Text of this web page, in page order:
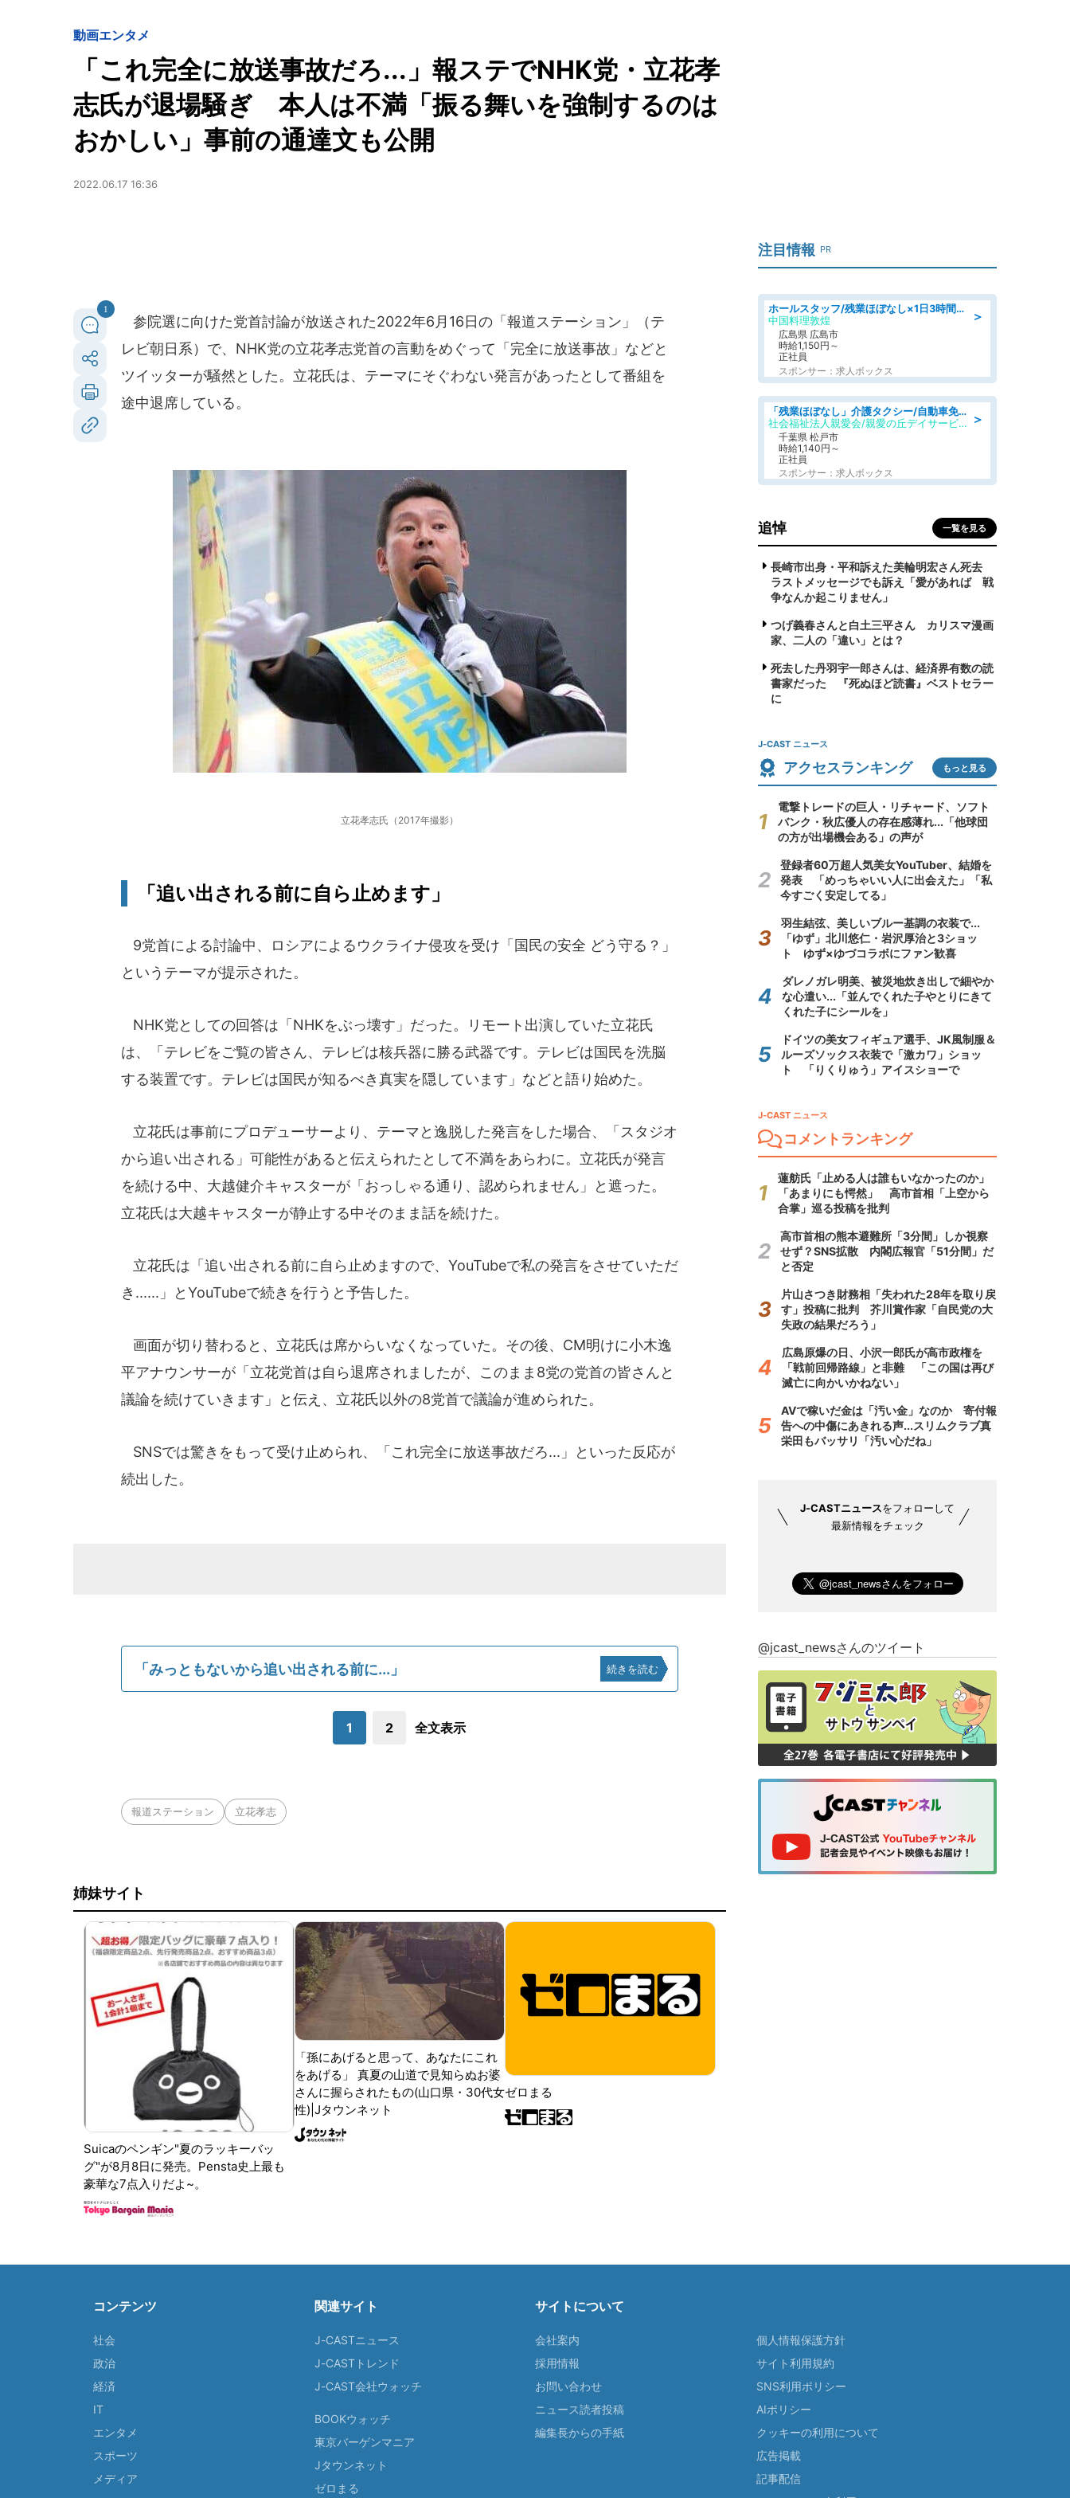
動画エンタメ
「これ完全に放送事故だろ...」報ステでNHK党・立花孝
志氏が退場騒ぎ 本人は不満「振る舞いを強制するのは
おかしい」事前の通達文も公開
2022.06.17 16:36
1
参院選に向けた党首討論が放送された2022年6月16日の「報道ステーション」（テ
レビ朝日系）で、NHK党の立花孝志党首の言動をめぐって「完全に放送事故」などと
ツイッターが騒然とした。立花氏は、テーマにそぐわない発言があったとして番組を
途中退席している。
立花孝志氏（2017年撮影）
「追い出される前に自ら止めます」
9党首による討論中、ロシアによるウクライナ侵攻を受け「国民の安全 どう守る？」
というテーマが提示された。
NHK党としての回答は「NHKをぶっ壊す」だった。リモート出演していた立花氏
は、「テレビをご覧の皆さん、テレビは核兵器に勝る武器です。テレビは国民を洗脳
する装置です。テレビは国民が知るべき真実を隠しています」などと語り始めた。
立花氏は事前にプロデューサーより、テーマと逸脱した発言をした場合、「スタジオ
から追い出される」可能性があると伝えられたとして不満をあらわに。立花氏が発言
を続ける中、大越健介キャスターが「おっしゃる通り、認められません」と遮った。
立花氏は大越キャスターが静止する中そのまま話を続けた。
立花氏は「追い出される前に自ら止めますので、YouTubeで私の発言をさせていただ
き......」とYouTubeで続きを行うと予告した。
画面が切り替わると、立花氏は席からいなくなっていた。その後、CM明けに小木逸
平アナウンサーが「立花党首は自ら退席されましたが、このまま8党の党首の皆さんと
議論を続けていきます」と伝え、立花氏以外の8党首で議論が進められた。
SNSでは驚きをもって受け止められ、「これ完全に放送事故だろ...」といった反応が
続出した。
「みっともないから追い出される前に...」 続きを読む
1 2 全文表示
報道ステーション 立花孝志
姉妹サイト
Suicaのペンギン"夏のラッキーバッ
グ"が8月8日に発売。Pensta史上最も
豪華な7点入りだよ~。
「孫にあげると思って、あなたにこれ
をあげる」 真夏の山道で見知らぬお婆
さんに握らされたもの(山口県・30代女
性)|Jタウンネット
ゼロまる
注目情報 PR
＞
ホールスタッフ/残業ほぼなし×1日3時間〜勤務OK!フォロー体制も充実/広島県/広島市南区
中国料理敦煌
広島県 広島市
時給1,150円～
正社員
スポンサー：求人ボックス
＞
「残業ほぼなし」介護タクシー/自動車免許必須/正職員/日勤のみ/デイサービス
社会福祉法人親愛会/親愛の丘デイサービス
千葉県 松戸市
時給1,140円～
正社員
スポンサー：求人ボックス
追悼 一覧を見る
長崎市出身・平和訴えた美輪明宏さん死去
ラストメッセージでも訴え「愛があれば 戦
争なんか起こりません」
つげ義春さんと白土三平さん カリスマ漫画
家、二人の「違い」とは？
死去した丹羽宇一郎さんは、経済界有数の読
書家だった 『死ぬほど読書』ベストセラー
に
J-CAST ニュース
アクセスランキング もっと見る
電撃トレードの巨人・リチャード、ソフト
バンク・秋広優人の存在感薄れ...「他球団
の方が出場機会ある」の声が
登録者60万超人気美女YouTuber、結婚を
発表 「めっちゃいい人に出会えた」「私
今すごく安定してる」
羽生結弦、美しいブルー基調の衣装で...
「ゆず」北川悠仁・岩沢厚治と3ショッ
ト ゆず×ゆづコラボにファン歓喜
ダレノガレ明美、被災地炊き出しで細やか
な心遣い...「並んでくれた子やとりにきて
くれた子にシールを」
ドイツの美女フィギュア選手、JK風制服＆
ルーズソックス衣装で「激カワ」ショッ
ト 「りくりゅう」アイスショーで
J-CAST ニュース
コメントランキング
蓮舫氏「止める人は誰もいなかったのか」
「あまりにも愕然」 高市首相「上空から
合掌」巡る投稿を批判
高市首相の熊本避難所「3分間」しか視察
せず？SNS拡散 内閣広報官「51分間」だ
と否定
片山さつき財務相「失われた28年を取り戻
す」投稿に批判 芥川賞作家「自民党の大
失政の結果だろう」
広島原爆の日、小沢一郎氏が高市政権を
「戦前回帰路線」と非難 「この国は再び
滅亡に向かいかねない」
AVで稼いだ金は「汚い金」なのか 寄付報
告への中傷にあきれる声...スリムクラブ真
栄田もバッサリ「汚い心だね」
J-CASTニュースをフォローして
最新情報をチェック
@jcast_newsさんのツイート
コンテンツ
社会
政治
経済
IT
エンタメ
スポーツ
メディア
関連サイト
J-CASTニュース
J-CASTトレンド
J-CAST会社ウォッチ
BOOKウォッチ
東京バーゲンマニア
Jタウンネット
ゼロまる
サイトについて
会社案内
採用情報
お問い合わせ
ニュース読者投稿
編集長からの手紙
個人情報保護方針
サイト利用規約
SNS利用ポリシー
AIポリシー
クッキーの利用について
広告掲載
記事配信